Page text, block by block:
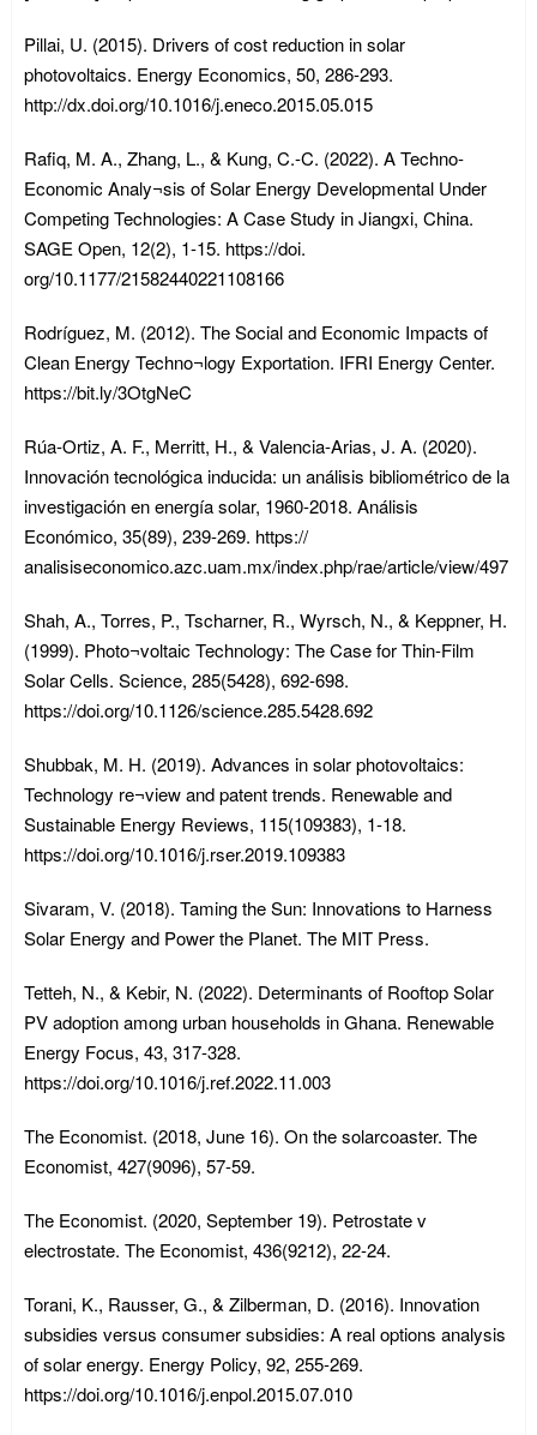
Pillai, U. (2015). Drivers of cost reduction in solar
photovoltaics. Energy Economics, 50, 286-293.
http://dx.doi.org/10.1016/j.eneco.2015.05.015
Rafiq, M. A., Zhang, L., & Kung, C.-C. (2022). A Techno-
Economic Analy¬sis of Solar Energy Developmental Under
Competing Technologies: A Case Study in Jiangxi, China.
SAGE Open, 12(2), 1-15. https://doi.
org/10.1177/21582440221108166
Rodríguez, M. (2012). The Social and Economic Impacts of
Clean Energy Techno¬logy Exportation. IFRI Energy Center.
https://bit.ly/3OtgNeC
Rúa-Ortiz, A. F., Merritt, H., & Valencia-Arias, J. A. (2020).
Innovación tecnológica inducida: un análisis bibliométrico de la
investigación en energía solar, 1960-2018. Análisis
Económico, 35(89), 239-269. https://
analisiseconomico.azc.uam.mx/index.php/rae/article/view/497
Shah, A., Torres, P., Tscharner, R., Wyrsch, N., & Keppner, H.
(1999). Photo¬voltaic Technology: The Case for Thin-Film
Solar Cells. Science, 285(5428), 692-698.
https://doi.org/10.1126/science.285.5428.692
Shubbak, M. H. (2019). Advances in solar photovoltaics:
Technology re¬view and patent trends. Renewable and
Sustainable Energy Reviews, 115(109383), 1-18.
https://doi.org/10.1016/j.rser.2019.109383
Sivaram, V. (2018). Taming the Sun: Innovations to Harness
Solar Energy and Power the Planet. The MIT Press.
Tetteh, N., & Kebir, N. (2022). Determinants of Rooftop Solar
PV adoption among urban households in Ghana. Renewable
Energy Focus, 43, 317-328.
https://doi.org/10.1016/j.ref.2022.11.003
The Economist. (2018, June 16). On the solarcoaster. The
Economist, 427(9096), 57-59.
The Economist. (2020, September 19). Petrostate v
electrostate. The Economist, 436(9212), 22-24.
Torani, K., Rausser, G., & Zilberman, D. (2016). Innovation
subsidies versus consumer subsidies: A real options analysis
of solar energy. Energy Policy, 92, 255-269.
https://doi.org/10.1016/j.enpol.2015.07.010